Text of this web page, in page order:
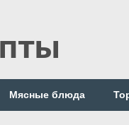
Мясные блюда